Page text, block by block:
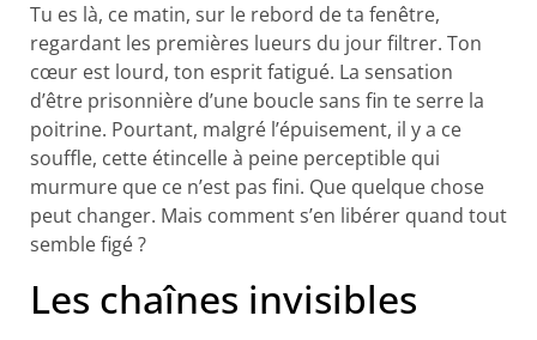
Tu es là, ce matin, sur le rebord de ta fenêtre,
regardant les premières lueurs du jour filtrer. Ton
cœur est lourd, ton esprit fatigué. La sensation
d’être prisonnière d’une boucle sans fin te serre la
poitrine. Pourtant, malgré l’épuisement, il y a ce
souffle, cette étincelle à peine perceptible qui
murmure que ce n’est pas fini. Que quelque chose
peut changer. Mais comment s’en libérer quand tout
semble figé ?
Les chaînes invisibles